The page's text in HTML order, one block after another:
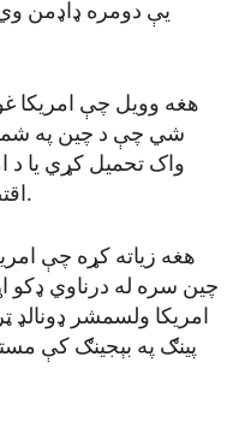
یې دومره ډاډمن
هغه وویل چې امریکا
شي چې د چین په
واک تحمیل کړي یا د
اقتصادي ثبات تر پوښتنې لاندې راولي.
هغه زیاته کړه چې
چین سره له درناوي ډکو
امریکا ولسمشر
پینګ په بېجینګ کې